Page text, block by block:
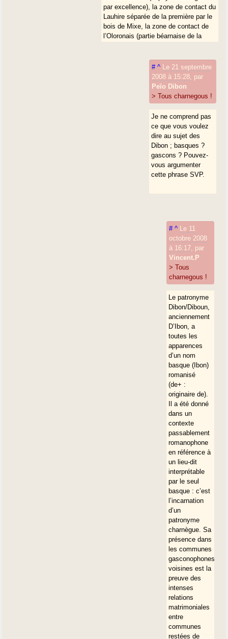
par excellence), la zone de contact du
Lauhire séparée de la première par le
bois de Mixe, la zone de contact de
l’Oloronais (partie béarnaise de la
# ^
Le 21 septembre
2008 à 15:28 par
Peïo Dibon
> Tous charnegous !
Je ne comprend pas
ce que vous voulez
dire au sujet des
Dibon ; basques ?
gascons ? Pouvez-
vous argumenter
cette phrase SVP.
# ^
Le 11
octobre 2008
à 16:17 par
Vincent.P
> Tous
charnegous !
Le patronyme
Dibon/Diboun,
anciennement
D’Ibon, a
toutes les
apparences
d’un nom
basque (Ibon)
romanisé
(de+ :
originaire de).
Il a été donné
dans un
contexte
passablement
romanophone
en référence à
un lieu-dit
interprétable
par le seul
basque : c’est
l’incarnation
d’un
patronyme
charnègue. Sa
présence dans
les communes
gasconophones
voisines est la
preuve des
intenses
relations
matrimoniales
entre
communes
restées de